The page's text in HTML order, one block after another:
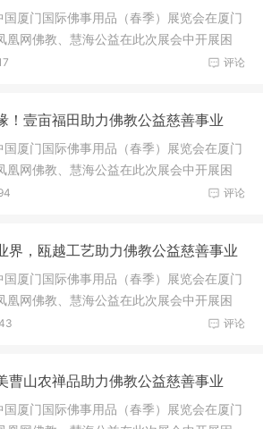
厦门国际佛事用品（春季）展览会在厦门
凰网佛教、慧海公益在此次展会中开展困
评论
！壹亩福田助力佛教公益慈善事业
厦门国际佛事用品（春季）展览会在厦门
凰网佛教、慧海公益在此次展会中开展困
评论
界，瓯越工艺助力佛教公益慈善事业
厦门国际佛事用品（春季）展览会在厦门
凰网佛教、慧海公益在此次展会中开展困
评论
曹山农禅品助力佛教公益慈善事业
厦门国际佛事用品（春季）展览会在厦门